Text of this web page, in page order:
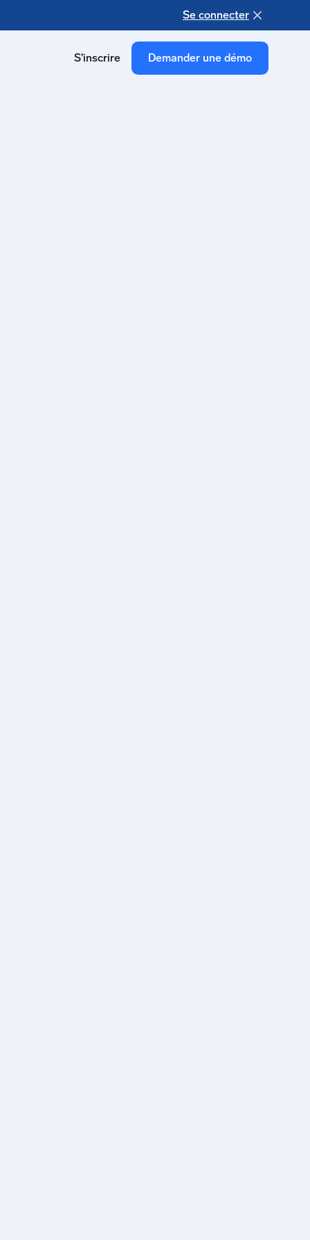
Se connecter
S'inscrire Demander une démo